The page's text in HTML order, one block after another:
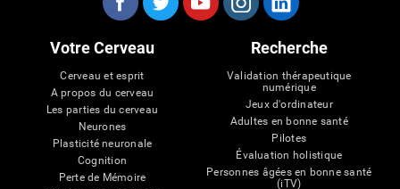
Votre Cerveau
Cerveau et esprit
A propos du cerveau
Les parties du cerveau
Neurones
Plasticité neuronale
Cognition
Perte de Mémoire
Recherche
Validation thérapeutique
numérique
Jeux d'ordinateur
Adultes en bonne santé
Pilotes
Évaluation holistique
Personnes âgées en bonne santé
(iTV)